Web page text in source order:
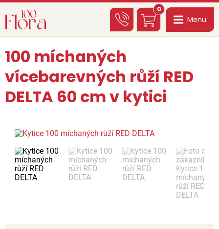
0
Menu
100 míchaných
vícebarevných růží RED
DELTA 60 cm v kytici